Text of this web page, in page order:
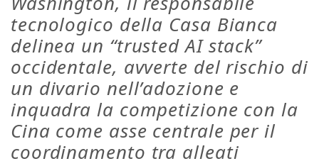
tecnologico della Casa Bianca
delinea un “trusted AI stack”
occidentale, avverte del rischio di
un divario nell’adozione e
inquadra la competizione con la
Cina come asse centrale per il
coordinamento tra alleati